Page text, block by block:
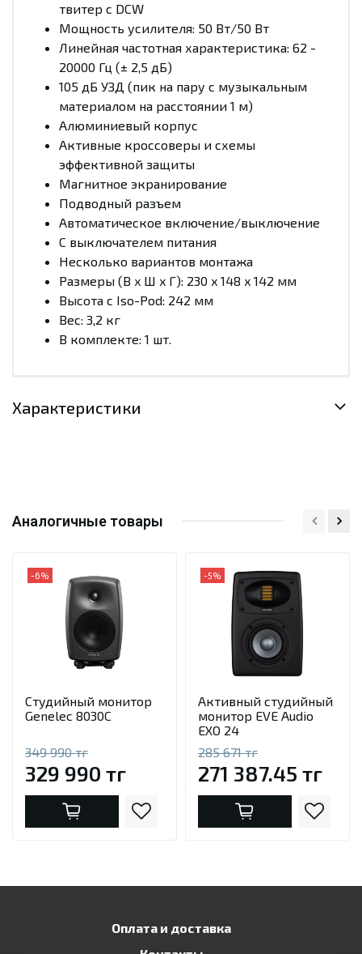
твитер с DCW
Мощность усилителя: 50 Вт/50 Вт
Линейная частотная характеристика: 62 -
20000 Гц (± 2,5 дБ)
105 дБ УЗД (пик на пару с музыкальным
материалом на расстоянии 1 м)
Алюминиевый корпус
Активные кроссоверы и схемы
эффективной защиты
Магнитное экранирование
Подводный разъем
Автоматическое включение/выключение
С выключателем питания
Несколько вариантов монтажа
Размеры (В x Ш x Г): 230 x 148 x 142 мм
Высота с Iso-Pod: 242 мм
Вес: 3,2 кг
В комплекте: 1 шт.
Характеристики
Аналогичные товары
-6%
Студийный монитор
Genelec 8030С
349 990 тг
329 990 тг
-5%
Активный студийный
монитор EVE Audio
EXO 24
285 671 тг
271 387.45 тг
Оплата и доставка